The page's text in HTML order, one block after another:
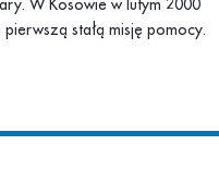
W Kosowie w lutym 2000
pierwszą stałą misję pomocy.